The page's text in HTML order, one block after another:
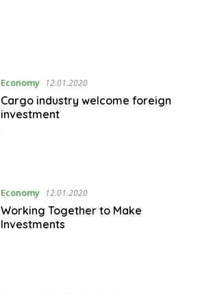
Economy 12.01.2020
Cargo industry welcome foreign
investment
Economy 12.01.2020
Working Together to Make
Investments